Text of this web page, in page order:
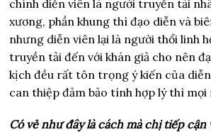
chính diễn viên là người truyền tải
xương, phần khung thì đạo diễn và
nhưng diễn viên lại là người thổi linh
truyền tải đến với khán giả cho nên
kịch đều rất tôn trọng ý kiến của
can thiệp đảm bảo tính hợp lý thì mọi
Có vẻ như đây là cách mà chị tiếp